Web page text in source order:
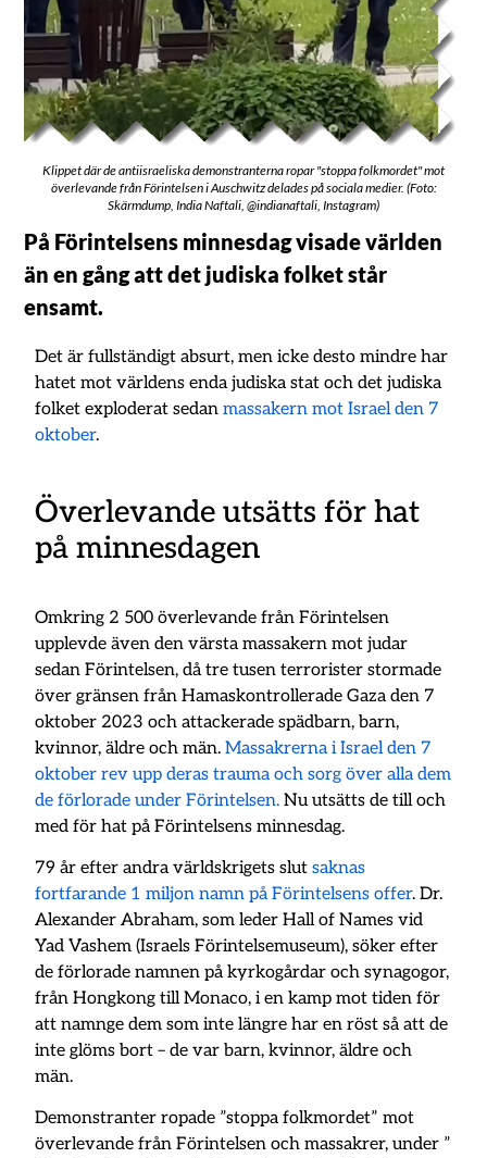
Klippet där de antiisraeliska demonstranterna ropar "stoppa folkmordet" mot
överlevande från Förintelsen i Auschwitz delades på sociala medier. (Foto:
Skärmdump, India Naftali, @indianaftali, Instagram)
På Förintelsens minnesdag visade världen
än en gång att det judiska folket står
ensamt.
Det är fullständigt absurt, men icke desto mindre har
hatet mot världens enda judiska stat och det judiska
folket exploderat sedanmassakern mot Israel den 7
oktober.
Överlevande utsätts för hat
på minnesdagen
Omkring 2 500 överlevande från Förintelsen
upplevde även den värsta massakern mot judar
sedan Förintelsen, då tre tusen terrorister stormade
över gränsen från Hamaskontrollerade Gaza den 7
oktober 2023 och attackerade spädbarn, barn,
kvinnor, äldre och män.Massakrerna i Israel den 7
oktober rev upp deras trauma och sorg över alla dem
de förlorade under Förintelsen. Nu utsätts de till och
med för hat på Förintelsens minnesdag.
79 år efter andra världskrigets slutsaknas
fortfarande 1 miljon namn på Förintelsens offer. Dr.
Alexander Abraham, som leder Hall of Names vid
Yad Vashem (Israels Förintelsemuseum), söker efter
de förlorade namnen på kyrkogårdar och synagogor,
från Hongkong till Monaco, i en kamp mot tiden för
att namnge dem som inte längre har en röst så att de
inte glöms bort – de var barn, kvinnor, äldre och
män.
Demonstranter ropade ”stoppa folkmordet” mot
överlevande från Förintelsen och massakrer, under ”